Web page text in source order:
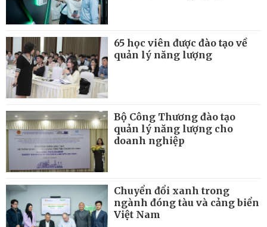
65 học viên được đào tạo về
quản lý năng lượng
Bộ Công Thương đào tạo
quản lý năng lượng cho
doanh nghiệp
Chuyển đổi xanh trong
ngành đóng tàu và cảng biển
Việt Nam